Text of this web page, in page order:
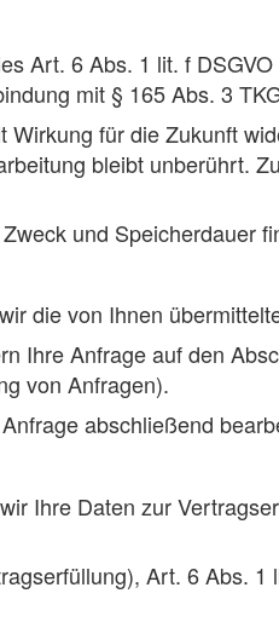
Art. 6 Abs. 1 lit. f
mit § 165 Abs. 3
für die Zukunft
bleibt unberührt.
und Speicherdauer
die von Ihnen
Ihre Anfrage auf den
von Anfragen).
abschließend
Ihre Daten zur
Art. 6 Abs.